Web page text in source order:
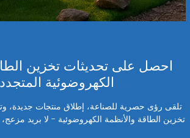
احصل على تحديثات تخزين
الكهروضوئية
تلقى رؤى حصرية للصناعة، إطلاق منتجات جديدة،
تخزين الطاقة والأنظمة الكهروضوئية - لا بريد